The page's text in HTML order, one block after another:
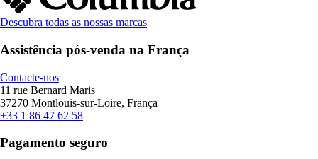
Descubra todas as nossas marcas
Assistência pós-venda na França
Contacte-nos
11 rue Bernard Maris
37270 Montlouis-sur-Loire, França
+33 1 86 47 62 58
Pagamento seguro